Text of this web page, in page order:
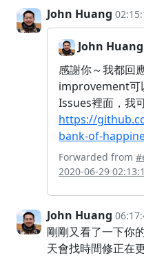
John Huang
John Huang
感謝你～我都回
improvement可
Issues裡面，我
https://
bank-of-
Forwarded from
2020-06-29
John Huang
剛剛又看了一下你
天會找時間修正在